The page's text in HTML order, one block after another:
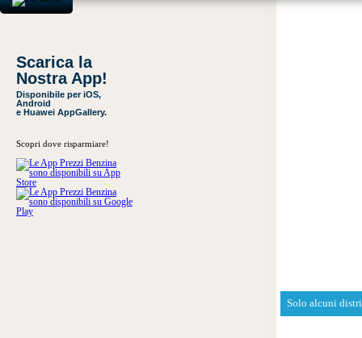
Scarica la
Nostra App!
Disponibile per iOS,
Android
e Huawei AppGallery.
Scopri dove risparmiare!
Solo alcuni